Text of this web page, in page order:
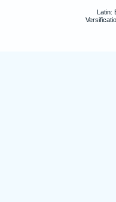
Latin: